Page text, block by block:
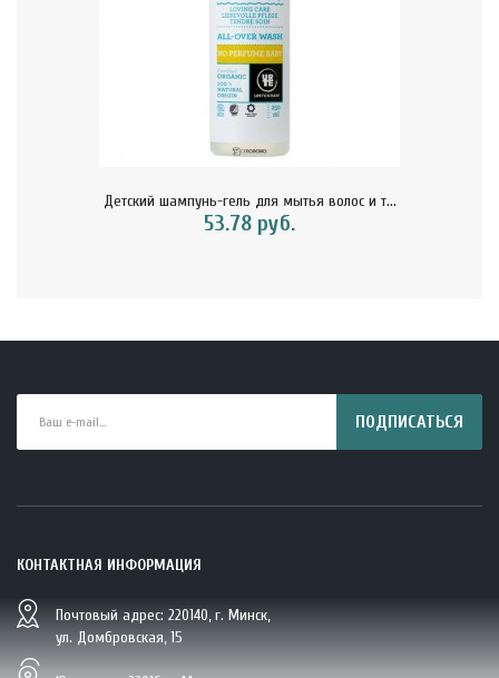
Детский шампунь-гель для мытья волос и т...
53.78 руб.
BIO Кокосовая вода тетрапак 330 мл Vietcoco 112878..
5.23 руб.
ПОДПИСАТЬСЯ
КОНТАКТНАЯ ИНФОРМАЦИЯ
Почтовый адрес: 220140, г. Минск,
ул. Домбровская, 15